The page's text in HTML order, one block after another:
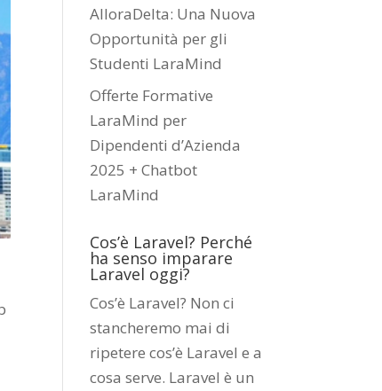
AlloraDelta: Una Nuova
Opportunità per gli
Studenti LaraMind
Offerte Formative
LaraMind per
Dipendenti d’Azienda
2025 + Chatbot
LaraMind
Cos’è Laravel? Perché
ha senso imparare
Laravel oggi?
Cos’è Laravel? Non ci
stancheremo mai di
ripetere cos’è Laravel e a
cosa serve. Laravel è un